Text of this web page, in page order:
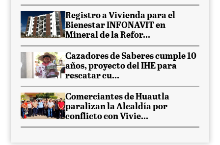
Registro a Vivienda para el
Bienestar INFONAVIT en
Mineral de la Refor...
Cazadores de Saberes cumple 10
años, proyecto del IHE para
rescatar cu...
Comerciantes de Huautla
paralizan la Alcaldía por
conflicto con Vivie...